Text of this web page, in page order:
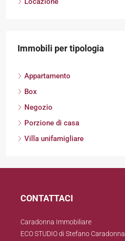
Immobili per tipologia
Appartamento
Box
Negozio
Porzione di casa
Villa unifamigliare
CONTATTACI
Caradonna Immobiliare
ECO STUDIO di Stefano Caradonna